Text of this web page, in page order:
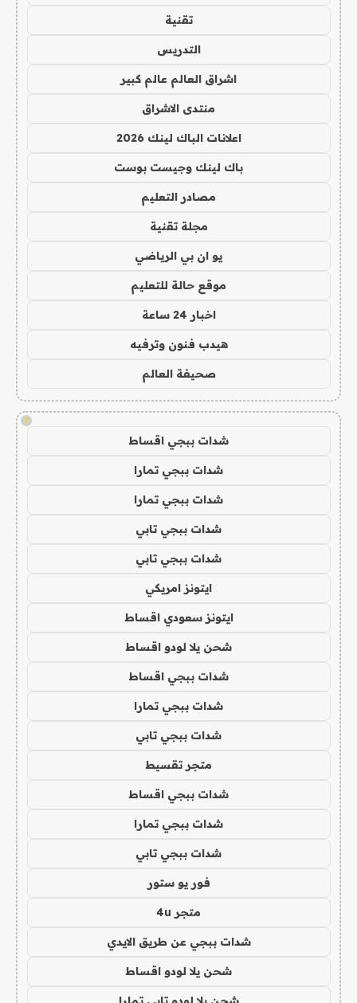
تقنية
التدريس
اشراق العالم عالم كبير
منتدى الاشراق
اعلانات الباك لينك 2026
باك لينك وجيست بوست
مصادر التعليم
مجلة تقنية
يو ان بي الرياضي
موقع حالة للتعليم
اخبار 24 ساعة
هيدب فنون وترفيه
صحيفة العالم
!
شدات ببجي اقساط
شدات ببجي تمارا
شدات ببجي تمارا
شدات ببجي تابي
شدات ببجي تابي
ايتونز امريكي
ايتونز سعودي اقساط
شحن يلا لودو اقساط
شدات ببجي اقساط
شدات ببجي تمارا
شدات ببجي تابي
متجر تقسيط
شدات ببجي اقساط
شدات ببجي تمارا
شدات ببجي تابي
فور يو ستور
متجر 4u
شدات ببجي عن طريق الايدي
شحن يلا لودو اقساط